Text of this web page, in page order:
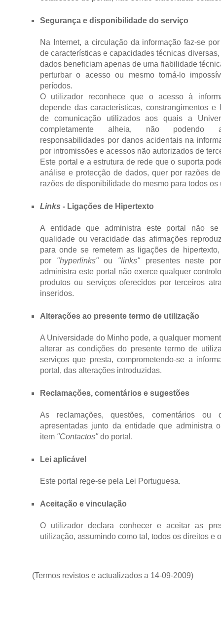
Segurança e disponibilidade do serviço
Na Internet, a circulação da informação faz-se
de características e capacidades técnicas
dados beneficiam apenas de uma fiabilidade
perturbar o acesso ou mesmo torná-lo
períodos.
O utilizador reconhece que o acesso à
depende das características, constrangimentos e
de comunicação utilizados aos quais a
completamente alheia, não podendo
responsabilidades por danos acidentais na
por intromissões e acessos não autorizados de
Este portal e a estrutura de rede que o suporta
análise e protecção de dados, quer por razões
razões de disponibilidade do mesmo para todos os
Links - Ligações de Hipertexto
A entidade que administra este portal não se
qualidade ou veracidade das afirmações
para onde se remetem as ligações de
por "hyperlinks"ou "links" presentes neste
administra este portal não exerce qualquer
produtos ou serviços oferecidos por terceiros
inseridos.
Alterações ao presente termo de utilização
A Universidade do Minho pode, a qualquer
alterar as condições do presente termo de
serviços que presta, comprometendo-se a
portal, das alterações introduzidas.
Reclamações, comentários e sugestões
As reclamações, questões, comentários ou
apresentadas junto da entidade que administra
item "Contactos" do portal.
Lei aplicável
Este portal rege-se pela Lei Portuguesa.
Aceitação e vinculação
O utilizador declara conhecer e aceitar as
utilização, assumindo como tal, todos os direitos e
(Termos revistos e actualizados a 14-09-2009)